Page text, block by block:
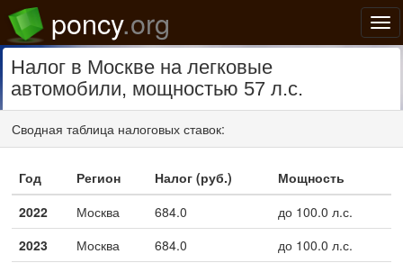
poncy.org
Налог в Москве на легковые
автомобили, мощностью 57 л.с.
Сводная таблица налоговых ставок:
Год Регион Налог (руб.)
Мощность
2022
Москва 684.0
до 100.0 л.с.
2023
Москва 684.0
до 100.0 л.с.